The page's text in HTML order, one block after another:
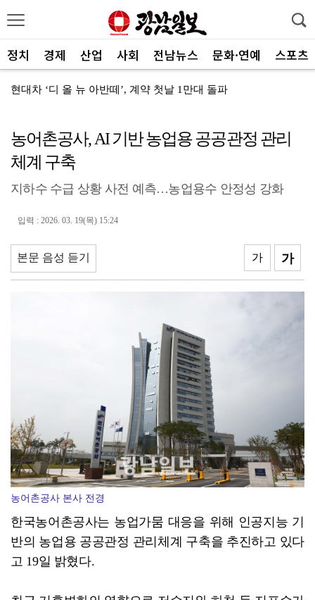
정치 경제 산업 사회 전남뉴스 문화·연예 스포츠
현대차 ‘디 올 뉴 아반떼’, 계약 첫날 1만대 돌파
코스피, 차익실현 매물에 6300선 약세
"남도의 해수욕장서 무더위 잊고 즐겨요"
나주 상가서 화재…상가 등 8개소 피해
여자 화장실 들어가 여성 훔쳐본 10대 검거
전남사회서비스원, 보건복지부 경영평가 ‘4년 연속 A등...
진도군, 한시적 장애인 이동지원 서비스
농어촌공사, AI 기반 농업용 공공관정 관리
체계 구축
지하수 수급 상황 사전 예측…농업용수 안정성 강화
입력 : 2026. 03. 19(목) 15:24
본문 음성 듣기 가
가
농어촌공사 본사 전경
한국농어촌공사는 농업가뭄 대응을 위해 인공지능 기
반의 농업용 공공관정 관리체계 구축을 추진하고 있다
고 19일 밝혔다.